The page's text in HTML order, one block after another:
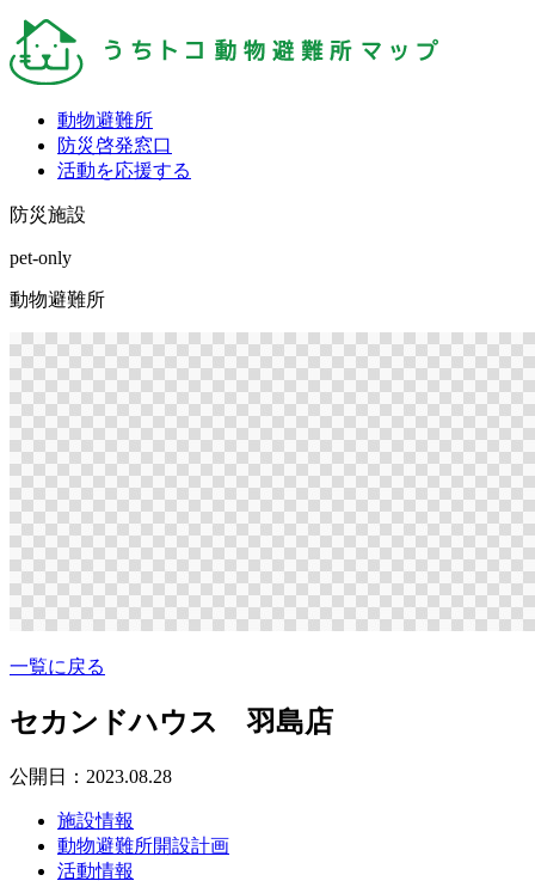
動物避難所
防災啓発窓口
活動を応援する
防災施設
pet-only
動物避難所
一覧に戻る
セカンドハウス 羽島店
公開日：2023.08.28
施設情報
動物避難所開設計画
活動情報